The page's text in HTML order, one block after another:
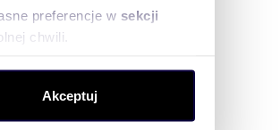
preferencje w sekcji
chwili.
społecznościowym,
od Ciebie lub
Akceptuj